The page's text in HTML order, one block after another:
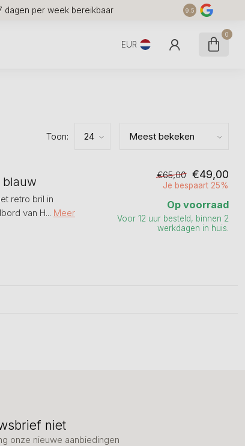
dagen per week bereikbaar 9.5
EUR
0
Toon:
blauw
retro bril in
van H... Meer
€65,00 €49,00
Je bespaart 25%
Op voorraad
Voor 12 uur besteld, binnen 2
werkdagen in huis.
niet
onze nieuwe aanbiedingen